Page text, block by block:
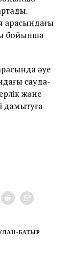
арасындағы
бойынша
әуе
сауда-
және
дамытуға
БАТЫР